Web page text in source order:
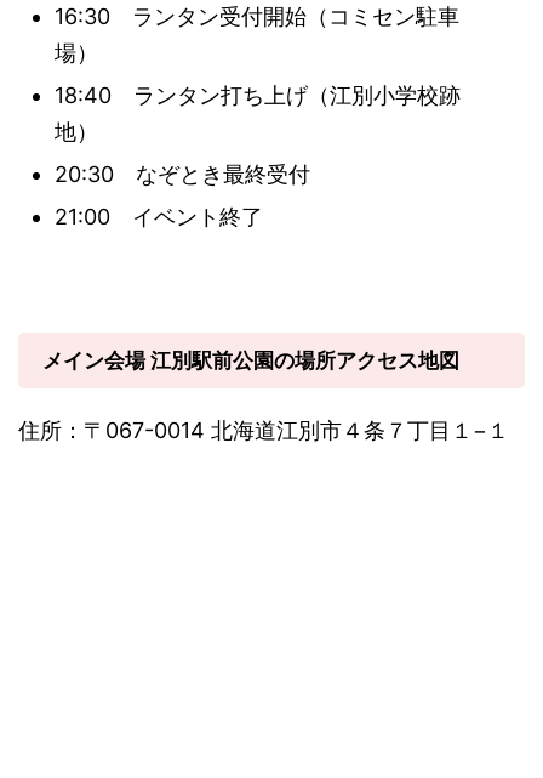
16:30 ランタン受付開始（コミセン駐車
場）
18:40 ランタン打ち上げ（江別小学校跡
地）
20:30 なぞとき最終受付
21:00 イベント終了
メイン会場 江別駅前公園の場所アクセス地図
住所：〒067-0014 北海道江別市４条７丁目１−１